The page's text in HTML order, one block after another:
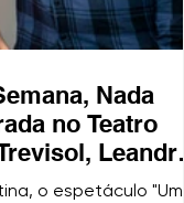
Nada
no Teatro
o espetáculo